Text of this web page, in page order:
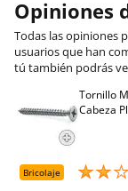
Opiniones
Todas las opiniones
usuarios que han
tú también podrás
Tornillo
Cabeza
Bricolaje